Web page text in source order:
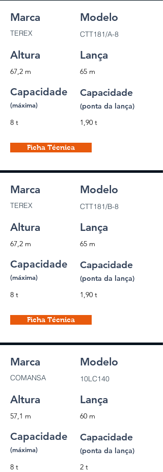
Marca Modelo
Altura Lança
Capacidade
(máxima)
Capacidade
(ponta da lança)
Ficha Técnica
TEREX CTT181/A-8
67,2 m 65 m
8 t 1,90 t
Marca Modelo
Altura Lança
Capacidade
(máxima)
Capacidade
(ponta da lança)
Ficha Técnica
TEREX CTT181/B-8
67,2 m 65 m
8 t 1,90 t
Marca Modelo
Altura Lança
Capacidade
(máxima)
Capacidade
(ponta da lança)
COMANSA 10LC140
57,1 m 60 m
8 t 2 t